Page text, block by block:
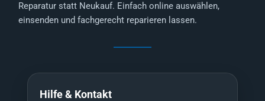
Reparatur statt Neukauf. Einfach online auswählen,
einsenden und fachgerecht reparieren lassen.
Hilfe & Kontakt